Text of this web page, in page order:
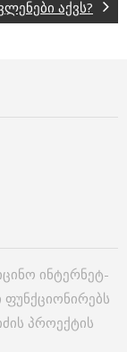
აქვს?
ინტერნეტ-
პროექტის